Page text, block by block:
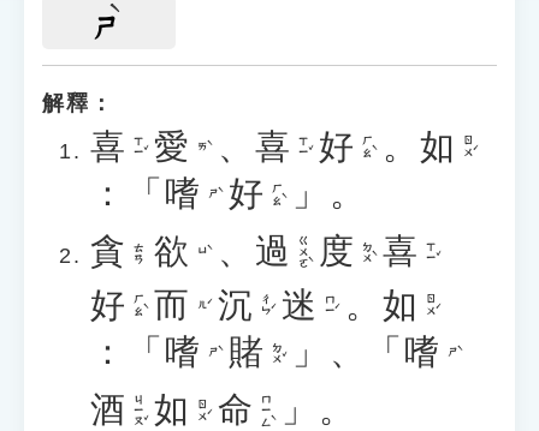
ㄕ
解釋：
喜 ㄒㄧˇ 愛 ㄞˋ 、 喜 ㄒㄧˇ 好 ㄏㄠˋ 。 如 ㄖㄨˊ
：「 嗜 ㄕˋ 好 ㄏㄠˋ
」。
貪 ㄊㄢ 欲 ㄩˋ 、 過 ㄍㄨㄛˋ 度 ㄉㄨˋ 喜 ㄒㄧˇ
好 ㄏㄠˋ 而 ㄦˊ 沉 ㄔㄣˊ 迷 ㄇㄧˊ 。 如 ㄖㄨˊ
：「 嗜 ㄕˋ 賭 ㄉㄨˇ 」、「 嗜 ㄕˋ
酒 ㄐㄧㄡˇ 如 ㄖㄨˊ 命 ㄇㄧㄥˋ 」。